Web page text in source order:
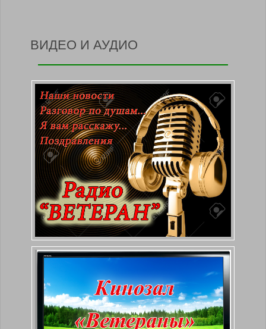
ВИДЕО И АУДИО